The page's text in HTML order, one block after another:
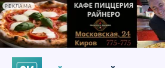
РЕКЛАМА